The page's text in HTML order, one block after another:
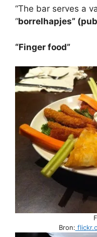
“The bar serves a
“borrelhapjes”
“Finger food”
Bron: